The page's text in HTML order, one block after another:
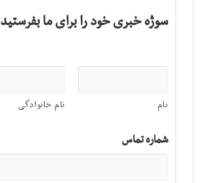
سوژه خبری خود را برای ما بفرستید
نام نام خانوادگی
شماره تماس